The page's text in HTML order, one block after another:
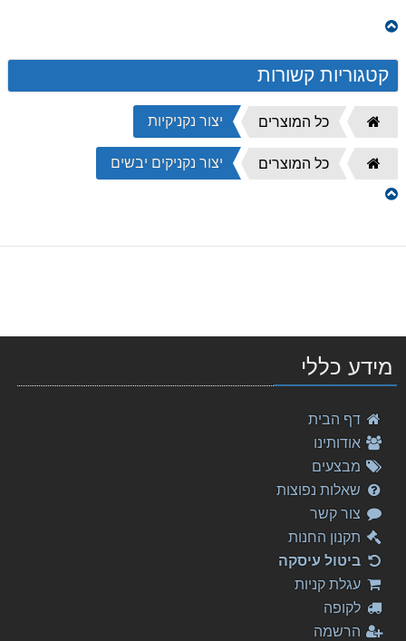
קטגוריות קשורות
דף
הבית
כל המוצרים יצור נקניקיות
דף
הבית
כל המוצרים יצור נקניקים יבשים
מידע כללי
דף הבית
אודותינו
מבצעים
שאלות נפוצות
צור קשר
תקנון החנות
ביטול עיסקה
עגלת קניות
לקופה
הרשמה